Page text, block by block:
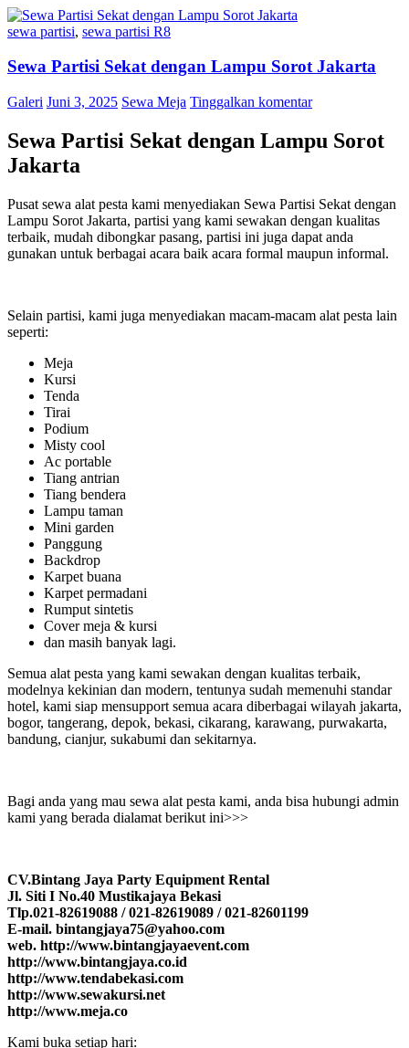
sewa partisi, sewa partisi R8
Sewa Partisi Sekat dengan Lampu Sorot Jakarta
Galeri Juni 3, 2025 Sewa Meja Tinggalkan komentar
Sewa Partisi Sekat dengan Lampu Sorot
Jakarta
Pusat sewa alat pesta kami menyediakan Sewa Partisi Sekat dengan
Lampu Sorot Jakarta, partisi yang kami sewakan dengan kualitas
terbaik, mudah dibongkar pasang, partisi ini juga dapat anda
gunakan untuk berbagai acara baik acara formal maupun informal.
Selain partisi, kami juga menyediakan macam-macam alat pesta lain
seperti:
Meja
Kursi
Tenda
Tirai
Podium
Misty cool
Ac portable
Tiang antrian
Tiang bendera
Lampu taman
Mini garden
Panggung
Backdrop
Karpet buana
Karpet permadani
Rumput sintetis
Cover meja & kursi
dan masih banyak lagi.
Semua alat pesta yang kami sewakan dengan kualitas terbaik,
modelnya kekinian dan modern, tentunya sudah memenuhi standar
hotel, kami siap mensupport semua acara diberbagai wilayah jakarta,
bogor, tangerang, depok, bekasi, cikarang, karawang, purwakarta,
bandung, cianjur, sukabumi dan sekitarnya.
Bagi anda yang mau sewa alat pesta kami, anda bisa hubungi admin
kami yang berada dialamat berikut ini>>>
CV.Bintang Jaya Party Equipment Rental
Jl. Siti I No.40 Mustikajaya Bekasi
Tlp.021-82619088 / 021-82619089 / 021-82601199
E-mail. bintangjaya75@yahoo.com
web. http://www.bintangjayaevent.com
http://www.bintangjaya.co.id
http://www.tendabekasi.com
http://www.sewakursi.net
http://www.meja.co
Kami buka setiap hari: